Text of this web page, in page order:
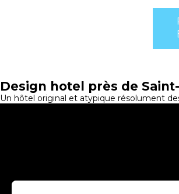
Design hotel près de
Un hôtel original et atypique résolument